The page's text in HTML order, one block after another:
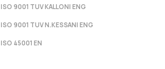
ISO 9001 TUV KALLONI ENG
ISO 9001 TUV N.KESSANI ENG
ISO 45001 EN